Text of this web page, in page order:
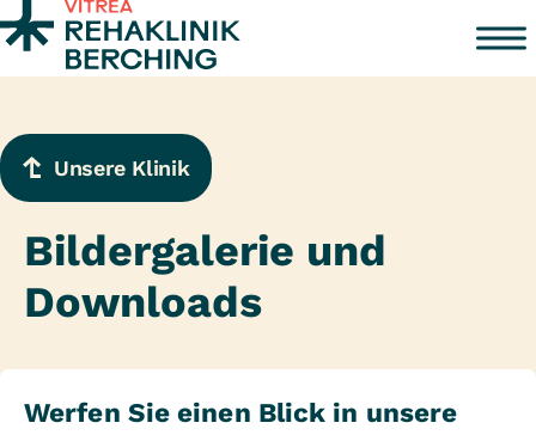
Zum Inhalt springen
Unsere Klinik
Bildergalerie und
Downloads
Werfen Sie einen Blick in unsere